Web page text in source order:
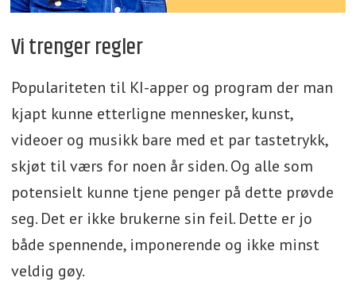
Vi trenger regler
Populariteten til KI-apper og program der man
kjapt kunne etterligne mennesker, kunst,
videoer og musikk bare med et par tastetrykk,
skjøt til værs for noen år siden. Og alle som
potensielt kunne tjene penger på dette prøvde
seg. Det er ikke brukerne sin feil. Dette er jo
både spennende, imponerende og ikke minst
veldig gøy.